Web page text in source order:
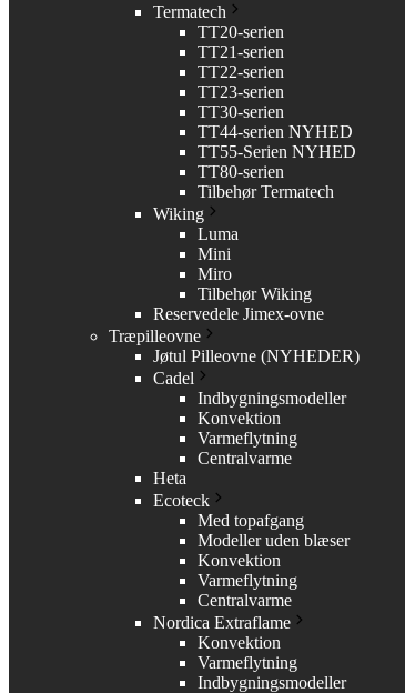
Termatech
TT20-serien
TT21-serien
TT22-serien
TT23-serien
TT30-serien
TT44-serien NYHED
TT55-Serien NYHED
TT80-serien
Tilbehør Termatech
Wiking
Luma
Mini
Miro
Tilbehør Wiking
Reservedele Jimex-ovne
Træpilleovne
Jøtul Pilleovne (NYHEDER)
Cadel
Indbygningsmodeller
Konvektion
Varmeflytning
Centralvarme
Heta
Ecoteck
Med topafgang
Modeller uden blæser
Konvektion
Varmeflytning
Centralvarme
Nordica Extraflame
Konvektion
Varmeflytning
Indbygningsmodeller